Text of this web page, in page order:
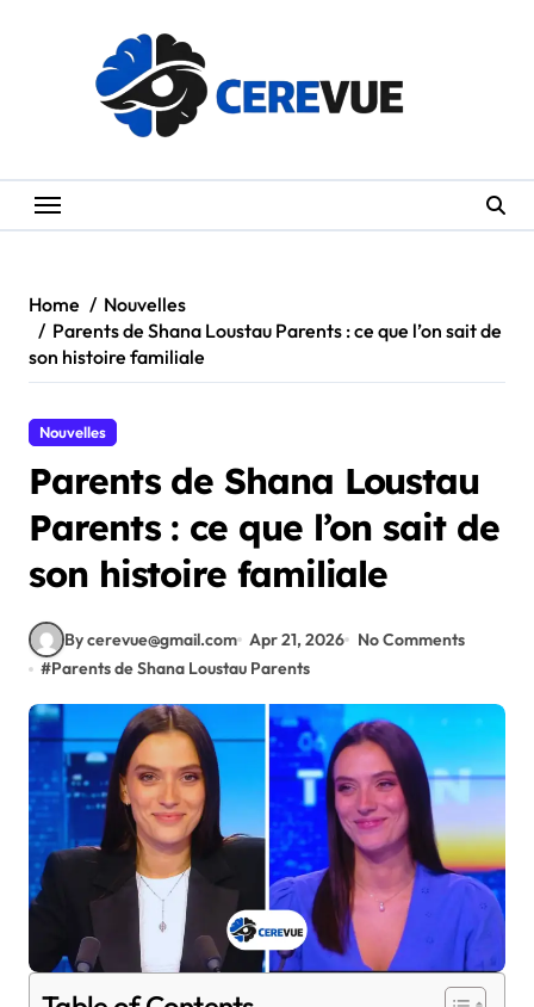
Home
Nouvelles
Parents de Shana Loustau Parents : ce que l’on sait de
son histoire familiale
Nouvelles
Parents de Shana Loustau
Parents : ce que l’on sait de
son histoire familiale
By cerevue@gmail.com Apr 21, 2026
No Comments
#Parents de Shana Loustau Parents